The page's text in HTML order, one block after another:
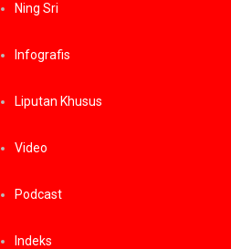
Ning Sri
Infografis
Liputan Khusus
Video
Podcast
Indeks